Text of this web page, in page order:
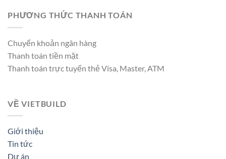
PHƯƠNG THỨC THANH TOÁN
Chuyển khoản ngân hàng
Thanh toán tiền mặt
Thanh toán trực tuyến thẻ Visa, Master, ATM
VỀ VIETBUILD
Giới thiệu
Tin tức
Dự án